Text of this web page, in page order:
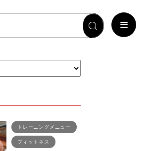
トレーニングメニュー
フィットネス